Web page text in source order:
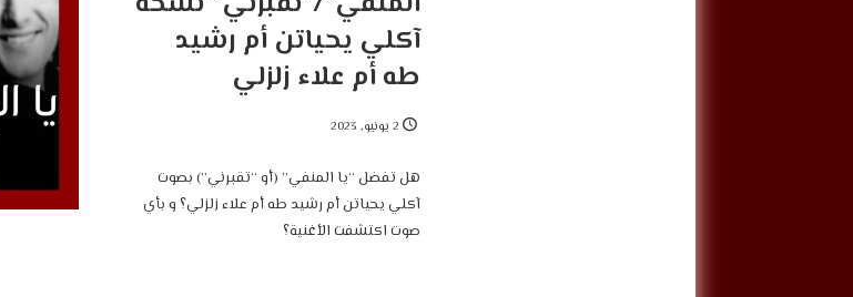
آكلي يحياتن أم رشيد
طه أم علاء زلزلي
2 يونيو, 2023
‎هل تفضل “يا المنفي” (أو “تقبرني”) بصوت
آكلي يحياتن أم رشيد طه أم علاء زلزلي؟ و بأي
صوت اكتشفت الأغنية؟